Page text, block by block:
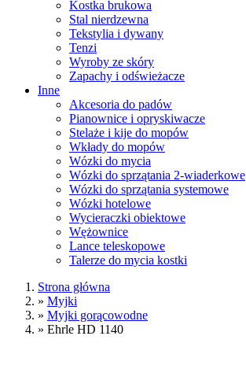
Kostka brukowa
Stal nierdzewna
Tekstylia i dywany
Tenzi
Wyroby ze skóry
Zapachy i odświeżacze
Inne
Akcesoria do padów
Pianownice i opryskiwacze
Stelaże i kije do mopów
Wkłady do mopów
Wózki do mycia
Wózki do sprzątania 2-wiaderkowe
Wózki do sprzątania systemowe
Wózki hotelowe
Wycieraczki obiektowe
Wężownice
Lance teleskopowe
Talerze do mycia kostki
Strona główna
» Myjki
» Myjki gorącowodne
» Ehrle HD 1140